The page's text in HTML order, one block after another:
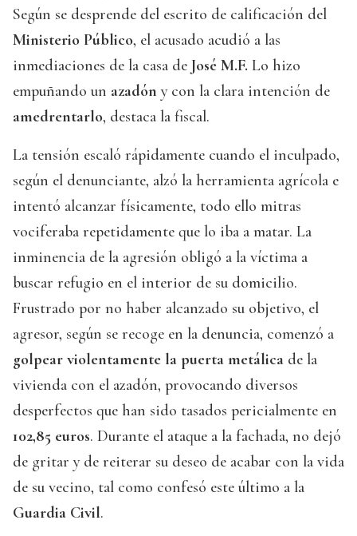
Según se desprende del escrito de calificación del
Ministerio Público, el acusado acudió a las
inmediaciones de la casa de José M.F. Lo hizo
empuñando un azadón y con la clara intención de
amedrentarlo, destaca la fiscal.
La tensión escaló rápidamente cuando el inculpado,
según el denunciante, alzó la herramienta agrícola e
intentó alcanzar físicamente, todo ello mitras
vociferaba repetidamente que lo iba a matar. La
inminencia de la agresión obligó a la víctima a
buscar refugio en el interior de su domicilio.
Frustrado por no haber alcanzado su objetivo, el
agresor, según se recoge en la denuncia, comenzó a
golpear violentamente la puerta metálica de la
vivienda con el azadón, provocando diversos
desperfectos que han sido tasados pericialmente en
102,85 euros. Durante el ataque a la fachada, no dejó
de gritar y de reiterar su deseo de acabar con la vida
de su vecino, tal como confesó este último a la
Guardia Civil.